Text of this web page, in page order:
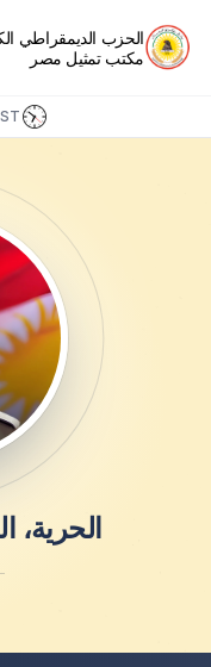
الحزب الديمقراطي
مكتب تمثيل مصر
الحرية،